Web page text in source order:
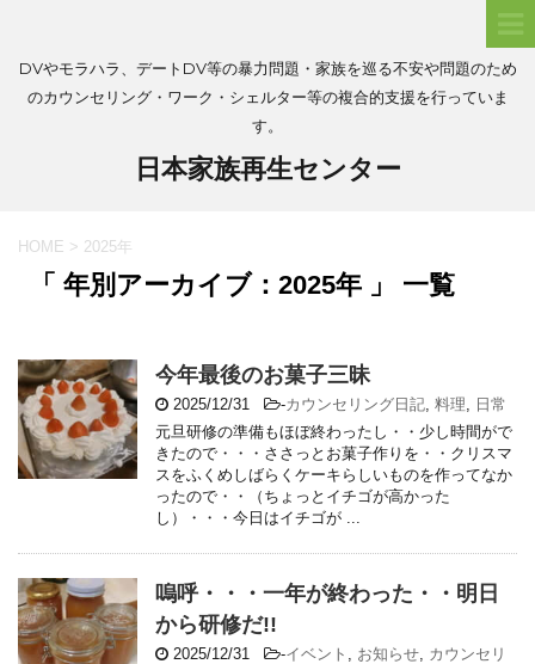
DVやモラハラ、デートDV等の暴力問題・家族を巡る不安や問題のため
のカウンセリング・ワーク・シェルター等の複合的支援を行っていま
す。
日本家族再生センター
HOME > 2025年
「 年別アーカイブ：2025年 」 一覧
今年最後のお菓子三昧
2025/12/31 -カウンセリング日記, 料理, 日常
元旦研修の準備もほぼ終わったし・・少し時間がで
きたので・・・ささっとお菓子作りを・・クリスマ
スをふくめしばらくケーキらしいものを作ってなか
ったので・・（ちょっとイチゴが高かった
し）・・・今日はイチゴが ...
嗚呼・・・一年が終わった・・明日
から研修だ!!
2025/12/31 -イベント , お知らせ, カウンセリ